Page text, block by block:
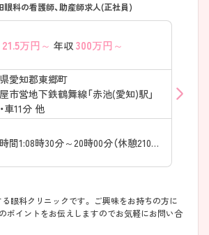
科の看護師、助産師求人(正社員)
21.5万円～ 年収 300万円～
愛知郡東郷町
市営地下鉄鶴舞線「赤池(愛知)駅」
車11分 他
就業時間1:08時30分～20時00分（休憩210分）
ックです。 ご興味をお持ちの方に
ポイントをお伝えしますのでお気軽にお問い合